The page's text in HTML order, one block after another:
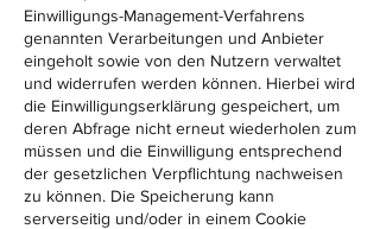
Einwilligungs-Management-Verfahrens
genannten Verarbeitungen und Anbieter
eingeholt sowie von den Nutzern verwaltet
und widerrufen werden können. Hierbei wird
die Einwilligungserklärung gespeichert, um
deren Abfrage nicht erneut wiederholen zum
müssen und die Einwilligung entsprechend
der gesetzlichen Verpflichtung nachweisen
zu können. Die Speicherung kann
serverseitig und/oder in einem Cookie